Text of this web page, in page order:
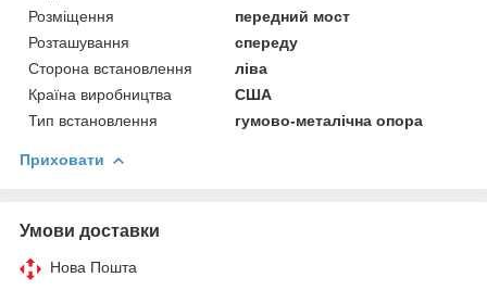
Розміщення
передний мост
Розташування
спереду
Сторона встановлення
ліва
Країна виробництва
США
Тип встановлення
гумово-металічна опора
Приховати
Умови доставки
Нова Пошта